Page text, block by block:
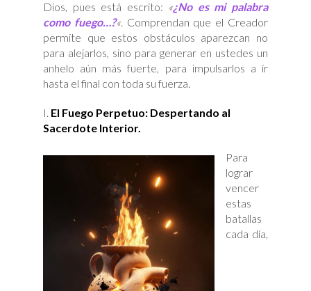
Dios, pues está escrito: «¿No es mi palabra
como fuego…?«. Comprendan que el Creador
permite que estos obstáculos aparezcan no
para alejarlos, sino para generar en ustedes un
anhelo aún más fuerte, para impulsarlos a ir
hasta el final con toda su fuerza.
El Fuego Perpetuo: Despertando al
Sacerdote Interior.
Para
lograr
vencer
estas
batallas
cada día,